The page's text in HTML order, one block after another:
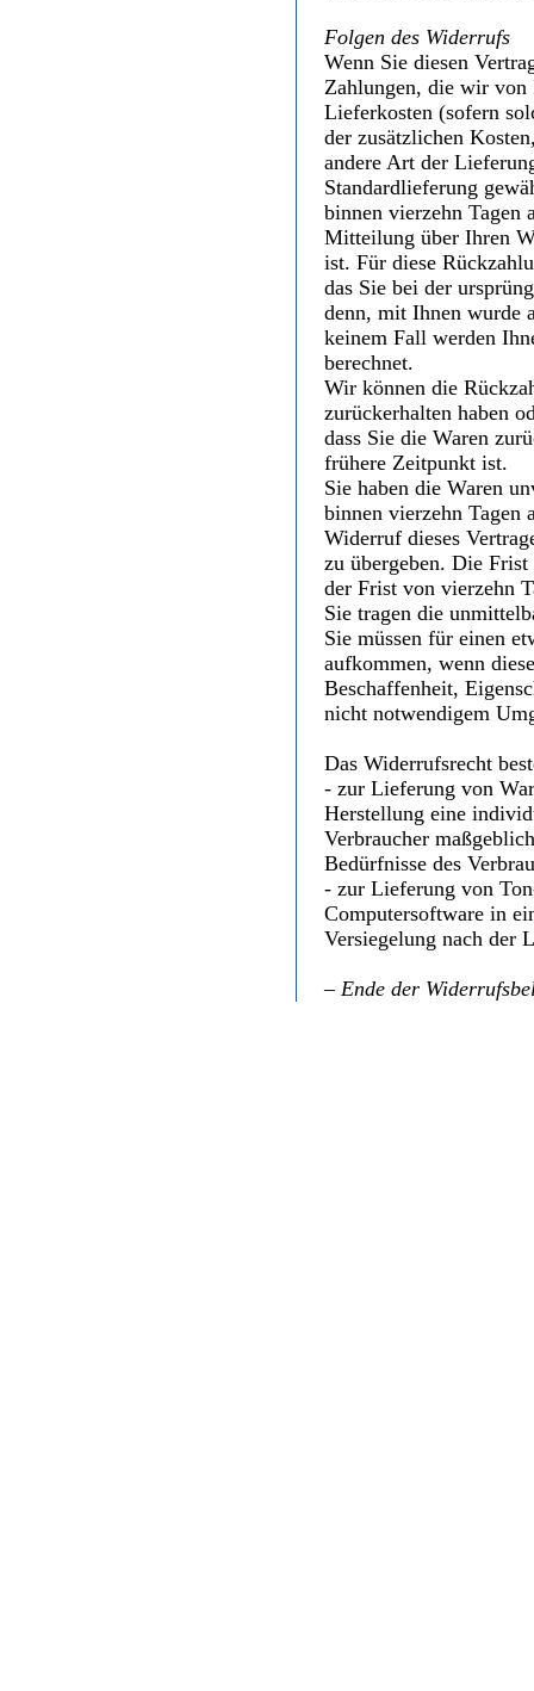
Folgen des Widerrufs
Wenn Sie diesen
Zahlungen, die wir von
Lieferkosten (sofern
der zusätzlichen
andere Art der
Standardlieferung
binnen vierzehn Tagen
Mitteilung über Ihren
ist. Für diese
das Sie bei der
denn, mit Ihnen wurde
keinem Fall werden
berechnet.
Wir können die
zurückerhalten haben
dass Sie die Waren
frühere Zeitpunkt ist.
Sie haben die Waren
binnen vierzehn Tagen
Widerruf dieses
zu übergeben. Die
der Frist von vierzehn
Sie tragen die
Sie müssen für einen
aufkommen, wenn
Beschaffenheit,
nicht notwendigem
Das Widerrufsrecht
- zur Lieferung von
Herstellung eine
Verbraucher
Bedürfnisse des
- zur Lieferung von
Computersoftware in
Versiegelung nach der
– Ende der